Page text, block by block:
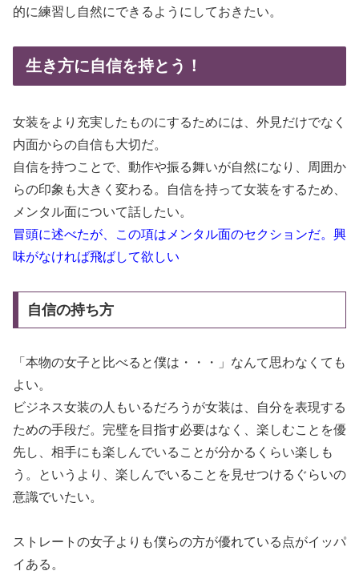
的に練習し自然にできるようにしておきたい。
生き方に自信を持とう！
女装をより充実したものにするためには、外見だけでなく
内面からの自信も大切だ。
自信を持つことで、動作や振る舞いが自然になり、周囲か
らの印象も大きく変わる。自信を持って女装をするため、
メンタル面について話したい。
冒頭に述べたが、この項はメンタル面のセクションだ。興
味がなければ飛ばして欲しい
自信の持ち方
「本物の女子と比べると僕は・・・」なんて思わなくても
よい。
ビジネス女装の人もいるだろうが女装は、自分を表現する
ための手段だ。完璧を目指す必要はなく、楽しむことを優
先し、相手にも楽しんでいることが分かるくらい楽しも
う。というより、楽しんでいることを見せつけるぐらいの
意識でいたい。
ストレートの女子よりも僕らの方が優れている点がイッパ
イある。